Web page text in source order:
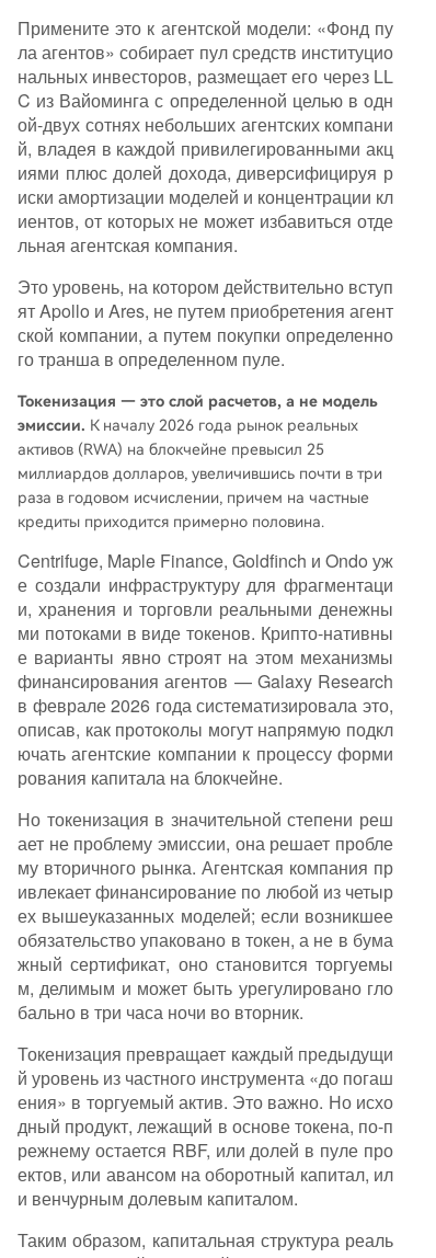
Примените это к агентской модели: «Фонд пу
ла агентов» собирает пул средств институцио
нальных инвесторов, размещает его через LL
C из Вайоминга с определенной целью в одн
ой-двух сотнях небольших агентских компани
й, владея в каждой привилегированными акц
иями плюс долей дохода, диверсифицируя р
иски амортизации моделей и концентрации кл
иентов, от которых не может избавиться отде
льная агентская компания.
Это уровень, на котором действительно вступ
ят Apollo и Ares, не путем приобретения агент
ской компании, а путем покупки определенно
го транша в определенном пуле.
Токенизация — это слой расчетов, а не модель
эмиссии. К началу 2026 года рынок реальных
активов (RWA) на блокчейне превысил 25
миллиардов долларов, увеличившись почти в три
раза в годовом исчислении, причем на частные
кредиты приходится примерно половина.
Centrifuge, Maple Finance, Goldfinch и Ondo уж
е создали инфраструктуру для фрагментаци
и, хранения и торговли реальными денежны
ми потоками в виде токенов. Крипто-нативны
е варианты явно строят на этом механизмы
финансирования агентов — Galaxy Research
в феврале 2026 года систематизировала это,
описав, как протоколы могут напрямую подкл
ючать агентские компании к процессу форми
рования капитала на блокчейне.
Но токенизация в значительной степени реш
ает не проблему эмиссии, она решает пробле
му вторичного рынка. Агентская компания пр
ивлекает финансирование по любой из четыр
ех вышеуказанных моделей; если возникшее
обязательство упаковано в токен, а не в бума
жный сертификат, оно становится торгуемы
м, делимым и может быть урегулировано гло
бально в три часа ночи во вторник.
Токенизация превращает каждый предыдущи
й уровень из частного инструмента «до погаш
ения» в торгуемый актив. Это важно. Но исхо
дный продукт, лежащий в основе токена, по-п
режнему остается RBF, или долей в пуле про
ектов, или авансом на оборотный капитал, ил
и венчурным долевым капиталом.
Таким образом, капитальная структура реаль